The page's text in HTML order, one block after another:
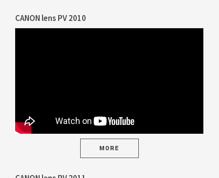
CANON lens PV 2010
MORE